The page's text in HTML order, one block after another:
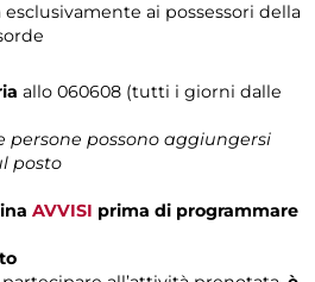
ai possessori della
allo 060608 (tutti i giorni dalle
persone possono aggiungersi
posto
AVVISI prima di programmare